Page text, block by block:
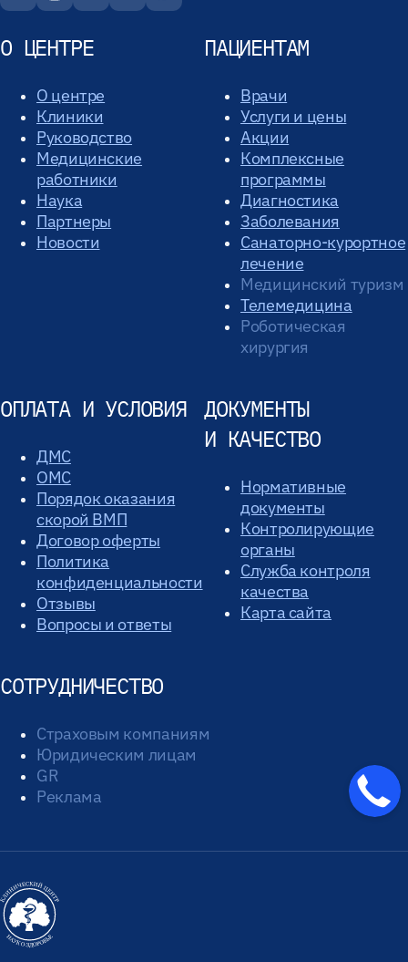
О ЦЕНТРЕ
О центре
Клиники
Руководство
Медицинские
работники
Наука
Партнеры
Новости
ПАЦИЕНТАМ
Врачи
Услуги и цены
Акции
Комплексные
программы
Диагностика
Заболевания
Санаторно-курортное
лечение
Медицинский туризм
Телемедицина
Роботическая
хирургия
ОПЛАТА И УСЛОВИЯ
ДМС
ОМС
Порядок оказания
скорой ВМП
Договор оферты
Политика
конфиденциальности
Отзывы
Вопросы и ответы
ДОКУМЕНТЫ
И КАЧЕСТВО
Нормативные
документы
Контролирующие
органы
Служба контроля
качества
Карта сайта
СОТРУДНИЧЕСТВО
Страховым компаниям
Юридическим лицам
GR
Реклама